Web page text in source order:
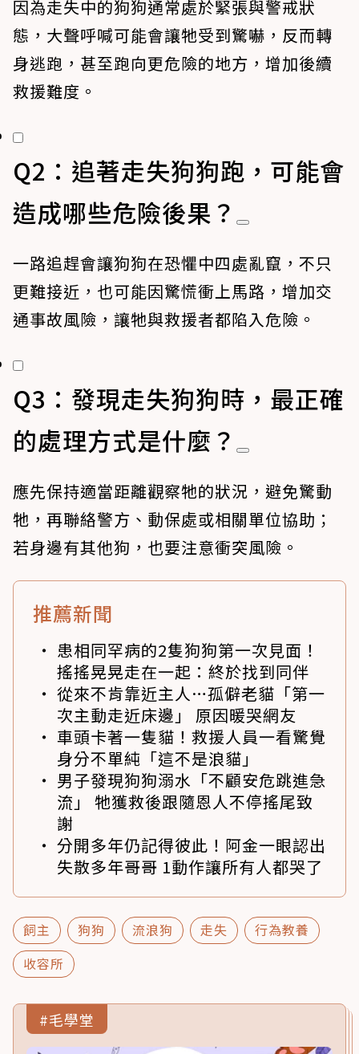
因為走失中的狗狗通常處於緊張與警戒狀
態，大聲呼喊可能會讓牠受到驚嚇，反而轉
身逃跑，甚至跑向更危險的地方，增加後續
救援難度。
Q2：追著走失狗狗跑，可能會
造成哪些危險後果？
一路追趕會讓狗狗在恐懼中四處亂竄，不只
更難接近，也可能因驚慌衝上馬路，增加交
通事故風險，讓牠與救援者都陷入危險。
Q3：發現走失狗狗時，最正確
的處理方式是什麼？
應先保持適當距離觀察牠的狀況，避免驚動
牠，再聯絡警方、動保處或相關單位協助；
若身邊有其他狗，也要注意衝突風險。
推薦新聞
患相同罕病的2隻狗狗第一次見面！
搖搖晃晃走在一起：終於找到同伴
從來不肯靠近主人…孤僻老貓「第一
次主動走近床邊」 原因暖哭網友
車頭卡著一隻貓！救援人員一看驚覺
身分不單純「這不是浪貓」
男子發現狗狗溺水「不顧安危跳進急
流」 牠獲救後跟隨恩人不停搖尾致
謝
分開多年仍記得彼此！阿金一眼認出
失散多年哥哥 1動作讓所有人都哭了
飼主 狗狗 流浪狗 走失
行為教養
收容所
#毛學堂